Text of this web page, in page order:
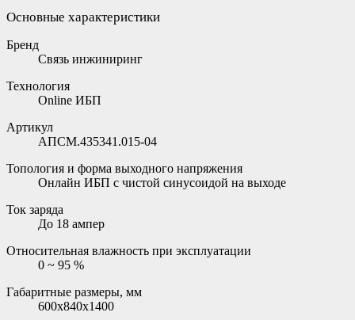
Основные характеристики
Бренд
Связь инжиниринг
Технология
Online ИБП
Артикул
АПСМ.435341.015-04
Топология и форма выходного напряжения
Онлайн ИБП с чистой синусоидой на выходе
Ток заряда
До 18 ампер
Относительная влажность при эксплуатации
0 ~ 95 %
Габаритные размеры, мм
600x840x1400